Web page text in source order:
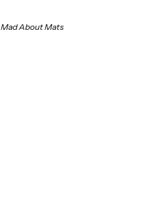
Mad About Mats